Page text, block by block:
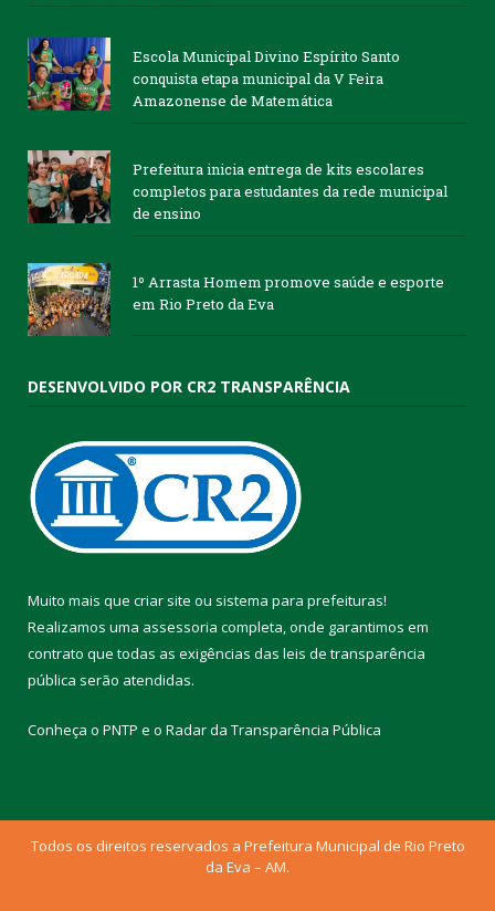
Escola Municipal Divino Espírito Santo
conquista etapa municipal da V Feira
Amazonense de Matemática
Prefeitura inicia entrega de kits escolares
completos para estudantes da rede municipal
de ensino
1º Arrasta Homem promove saúde e esporte
em Rio Preto da Eva
DESENVOLVIDO POR CR2 TRANSPARÊNCIA
Muito mais que criar site ou sistema para prefeituras!
Realizamos uma assessoria completa, onde garantimos em
contrato que todas as exigências das leis de transparência
pública serão atendidas.
Conheça o PNTP e o Radar da Transparência Pública
Todos os direitos reservados a Prefeitura Municipal de Rio Preto
da Eva – AM.